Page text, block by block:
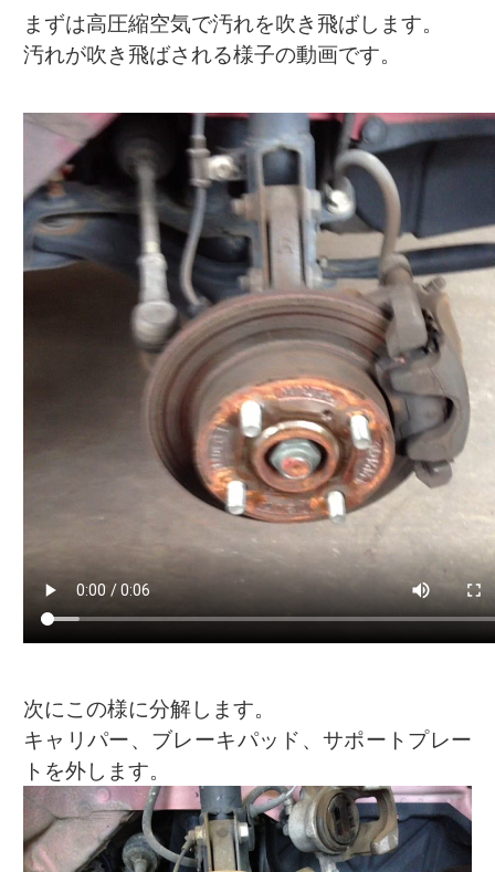
まずは高圧縮空気で汚れを吹き飛ばします。
汚れが吹き飛ばされる様子の動画です。
次にこの様に分解します。
キャリパー、ブレーキパッド、サポートプレー
トを外します。